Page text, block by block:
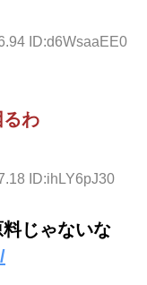
ID:d6WsaaEE0
わ
ID:ihLY6pJ30
じゃないな